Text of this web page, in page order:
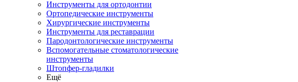
Инструменты для ортодонтии
Ортопедические инструменты
Хирургические инструменты
Инструменты для реставрации
Пародонтологические инструменты
Вспомогательные стоматологические
инструменты
Штопфер-гладилки
Ещё